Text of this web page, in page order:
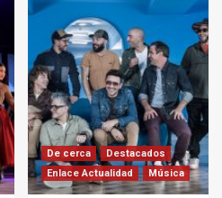
De cerca
Destacados
Enlace Actualidad
Música